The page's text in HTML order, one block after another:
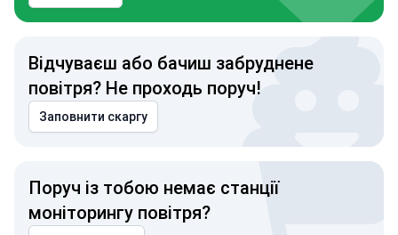
Відчуваєш або бачиш забруднене
повітря? Не проходь поруч!
Заповнити скаргу
Поруч із тобою немає станції
моніторингу повітря?